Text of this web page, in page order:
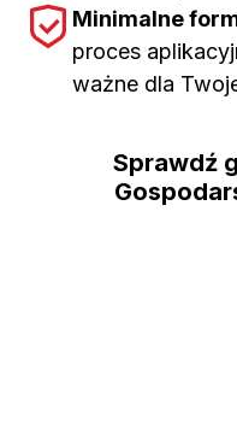
Minimalne
proces
ważne dla
Sprawdź